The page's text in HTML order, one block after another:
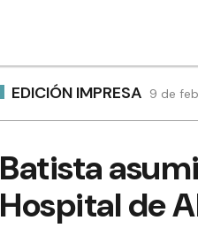
EDICIÓN IMPRESA 9 de
Batista
Hospital de